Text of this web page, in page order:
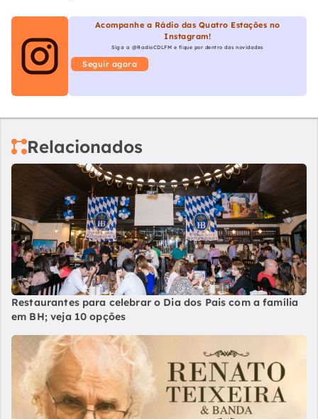
Acompanhe a Rádio das Quatro Estações no
Instagram!
Siga a @RadioCDLFM e fique por dentro das novidades
Seguir agora
Relacionados
Restaurantes para celebrar o Dia dos Pais com a família
em BH; veja 10 opções